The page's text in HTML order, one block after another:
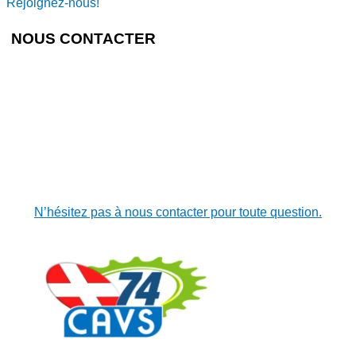
Rejoignez-nous!
NOUS CONTACTER
N’hésitez pas à nous contacter pour toute question.